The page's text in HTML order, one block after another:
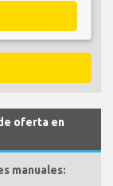
oferta en
manuales: